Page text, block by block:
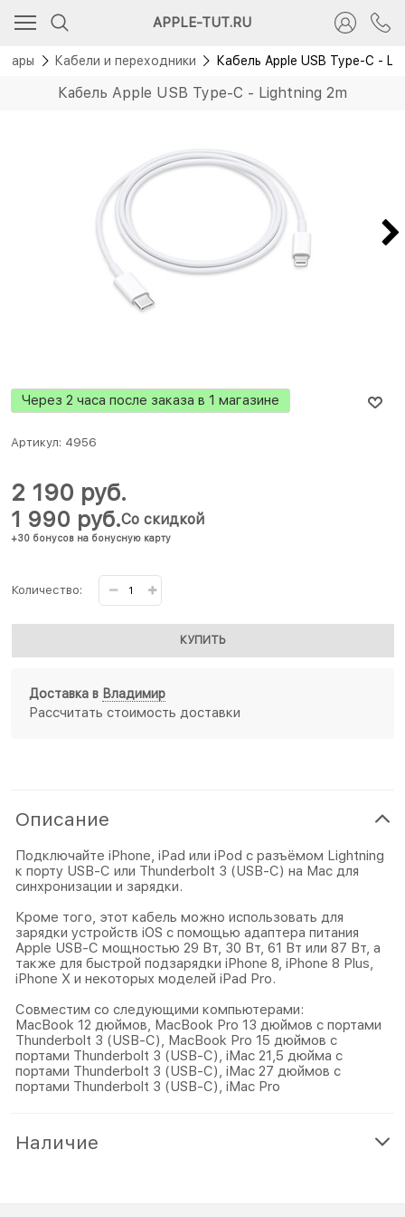
APPLE-TUT.RU
Кабели и переходники Кабель Apple USB Type-C -
Кабель Apple USB Type-C - Lightning 2m
Через 2 часа после заказа в 1 магазине
Артикул: 4956
1 990 руб.
+30 бонусов на бонусную карту
Со скидкой
2 190 руб.
Количество:
КУПИТЬ
Доставка в Владимир
Рассчитать стоимость доставки
Описание
Подключайте iPhone, iPad или iPod с разъёмом Lightning
к порту USB-C или Thunderbolt 3 (USB-C) на Mac для
синхронизации и зарядки.
Кроме того, этот кабель можно использовать для
зарядки устройств iOS с помощью адаптера питания
Apple USB-C мощностью 29 Вт, 30 Вт, 61 Вт или 87 Вт, а
также для быстрой подзарядки iPhone 8, iPhone 8 Plus,
iPhone X и некоторых моделей iPad Pro.
Совместим со следующими компьютерами:
MacBook 12 дюймов, MacBook Pro 13 дюймов с портами
Thunderbolt 3 (USB-C), MacBook Pro 15 дюймов с
портами Thunderbolt 3 (USB-C), iMac 21,5 дюйма с
портами Thunderbolt 3 (USB-C), iMac 27 дюймов с
портами Thunderbolt 3 (USB-C), iMac Pro
Наличие